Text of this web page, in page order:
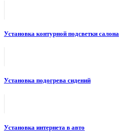
Установка контурной подсветки салона
Установка подогрева сидений
Установка интернета в авто